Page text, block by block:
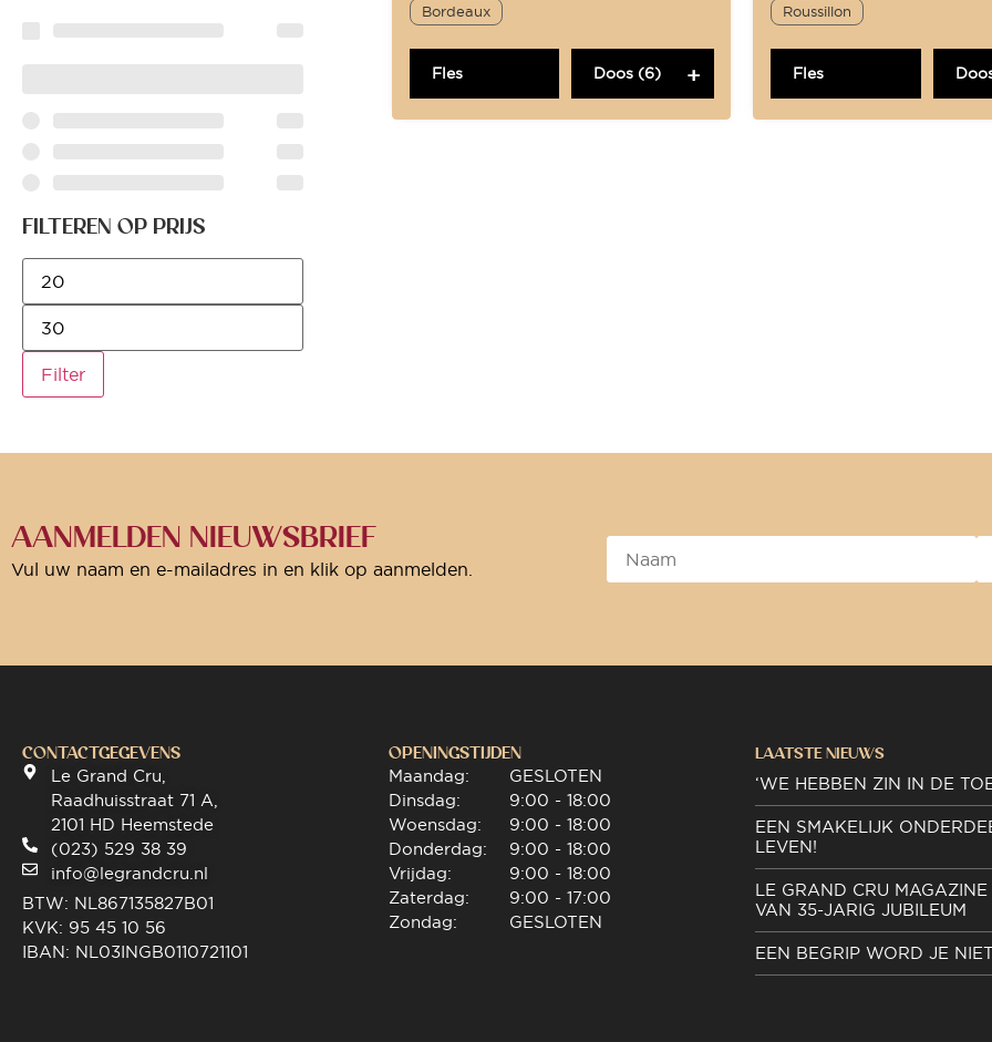
FILTEREN OP PRIJS
Filter
Bordeaux
Fles Doos (6)
Roussillon
Fles
AANMELDEN NIEUWSBRIEF
Vul uw naam en e-mailadres in en klik op aanmelden.
CONTACTGEGEVENS
Le Grand Cru,
Raadhuisstraat 71 A,
2101 HD Heemstede
(023) 529 38 39
info@legrandcru.nl
BTW: NL867135827B01
KVK: 95 45 10 56
IBAN: NL03INGB0110721101
OPENINGSTIJDEN
Maandag:
Dinsdag:
Woensdag:
Donderdag:
Vrijdag:
Zaterdag:
Zondag:
GESLOTEN
9:00 - 18:00
9:00 - 18:00
9:00 - 18:00
9:00 - 18:00
9:00 - 17:00
GESLOTEN
LAATSTE NIEUWS
‘WE HEBBEN ZIN IN DE
EEN SMAKELIJK
LEVEN!
LE GRAND CRU MAGAZINE
VAN 35-JARIG JUBILEUM
EEN BEGRIP WORD JE